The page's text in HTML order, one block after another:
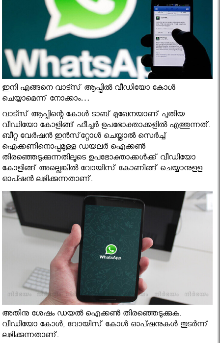
ഇനി എങ്ങനെ വാട്സ് ആപ്പിൽ വീഡിയോ കോൾ
ചെയ്യാമെന്ന് നോക്കാം…
വാട്സ് ആപ്പിന്റെ കോള്‍ ടാബ് മുഖേനയാണ് പുതിയ
വീഡിയോ കോളിങ്ങ് ഫീച്ചര്‍ ഉപഭോക്താക്കളില്‍ എത്തുന്നത്.
ബീറ്റ വേര്‍ഷന്‍ ഇന്‍സ്‌റ്റോള്‍ ചെയ്താല്‍ സെര്‍ച്ച്
ഐക്കണിനൊപ്പമുളള ഡയലര്‍ ഐക്കണ്‍
തിരഞ്ഞെടുക്കുന്നതിലൂടെ ഉപഭോക്താക്കള്‍ക്ക് വീഡിയോ
കോളിങ്ങ് അല്ലെങ്കില്‍ വോയിസ് കോണിങ്ങ് ചെയ്യാനുളള
ഓപ്ഷന്‍ ലഭിക്കുന്നതാണ്.
അതിനു ശേഷം ഡയല്‍ ഐക്കണ്‍ തിരഞ്ഞെടുക്കുക.
വീഡിയോ കോള്‍, വോയിസ് കോള്‍ ഓപ്ഷനുകള്‍ തുടര്‍ന്ന്
ലഭിക്കുന്നതാണ്.